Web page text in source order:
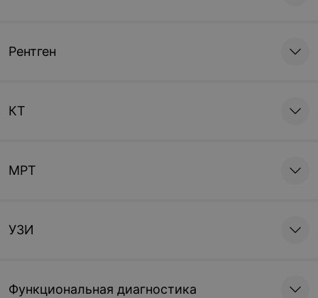
Рентген
КТ
МРТ
УЗИ
Функциональная диагностика